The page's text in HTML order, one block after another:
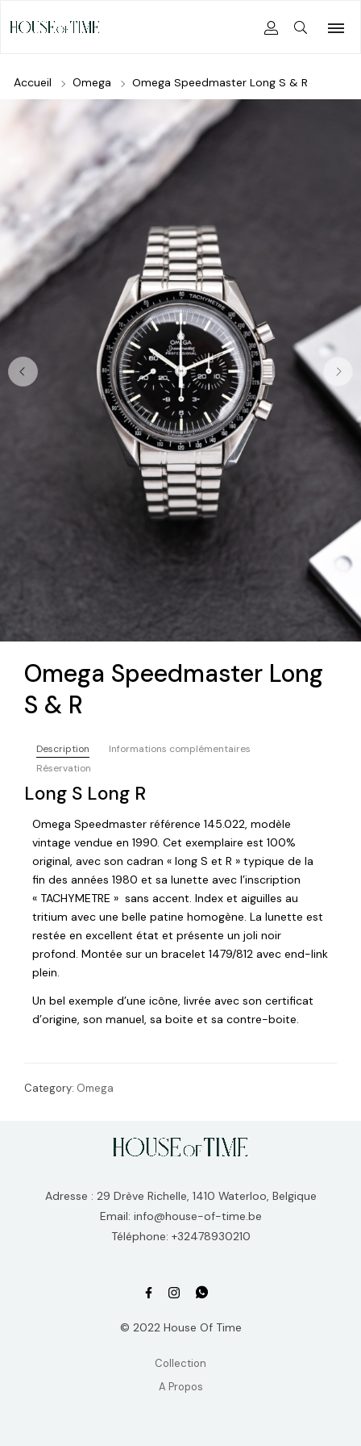
Accueil Omega Omega Speedmaster Long S & R
Omega Speedmaster Long
S & R
Description
Informations complémentaires
Réservation
Long S Long R
Omega Speedmaster référence 145.022, modèle
vintage vendue en 1990. Cet exemplaire est 100%
original, avec son cadran « long S et R » typique de la
fin des années 1980 et sa lunette avec l’inscription
« TACHYMETRE » sans accent. Index et aiguilles au
tritium avec une belle patine homogène. La lunette est
restée en excellent état et présente un joli noir
profond. Montée sur un bracelet 1479/812 avec end-link
plein.
Un bel exemple d’une icône, livrée avec son certificat
d’origine, son manuel, sa boite et sa contre-boite.
Category: Omega
Adresse : 29 Drève Richelle, 1410 Waterloo, Belgique
Email: info@house-of-time.be
Téléphone: +32478930210
© 2022 House Of Time
Collection
A Propos